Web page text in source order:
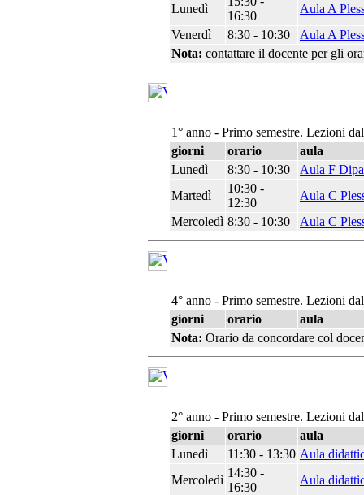
Lunedì
16:30
Aula A
Venerdì
8:30 - 10:30
Aula A
Nota: contattare il docente per gli
1° anno - Primo semestre. Lezioni
giorni
orario
aula
Lunedì
8:30 - 10:30
Aula F
Martedì
10:30 -
12:30
Aula C
Mercoledì 8:30 - 10:30 Aula C
4° anno - Primo semestre. Lezioni
giorni
orario
aula
Nota: Orario da concordare col
2° anno - Primo semestre. Lezioni
giorni
orario
aula
Lunedì
11:30 - 13:30 Aula
Mercoledì
14:30 -
16:30
Aula